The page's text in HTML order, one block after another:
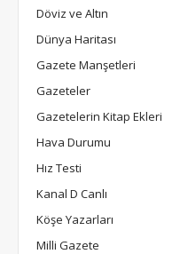
Döviz ve Altın
Dünya Haritası
Gazete Manşetleri
Gazeteler
Gazetelerin Kitap Ekleri
Hava Durumu
Hız Testi
Kanal D Canlı
Köşe Yazarları
Milli Gazete